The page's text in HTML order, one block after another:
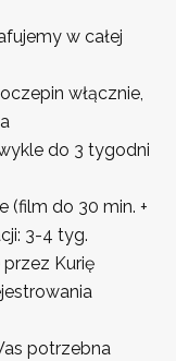
w całej
włącznie,
do 3 tygodni
(film do 30 min. +
3-4 tyg.
Kurię
potrzebna